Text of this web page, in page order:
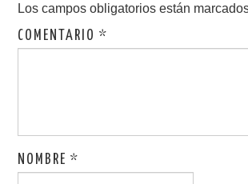
Los campos obligatorios están
COMENTARIO*
NOMBRE*